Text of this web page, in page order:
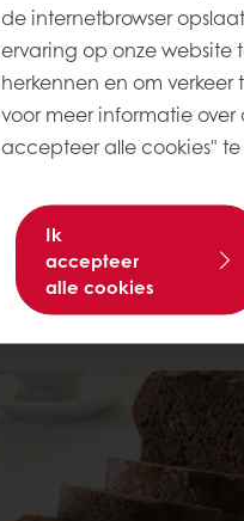
Triple Layer
Taart
Lees meer
de internetbrowser
ervaring op onze website
herkennen en om
voor meer informatie over
accepteer alle cookies"
Ik
accepteer
alle cookies